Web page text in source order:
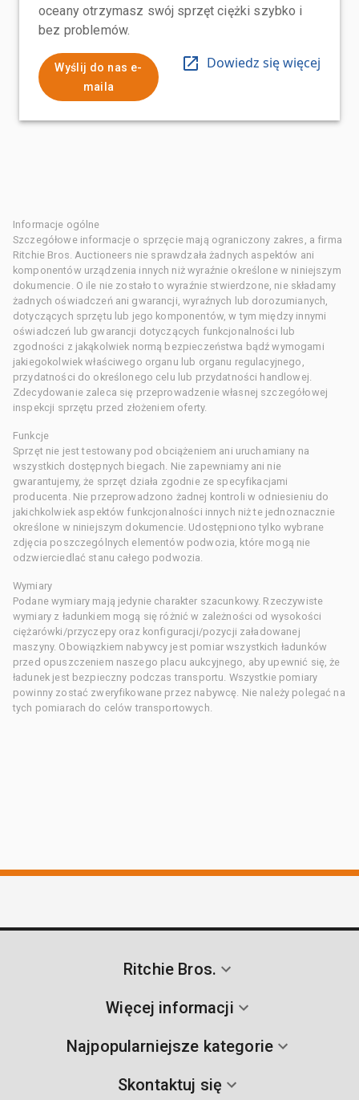
oceany otrzymasz swój sprzęt ciężki szybko i
bez problemów.
Wyślij do nas e-
maila
Dowiedz się więcej
Informacje ogólne
Szczegółowe informacje o sprzęcie mają ograniczony zakres, a firma
Ritchie Bros. Auctioneers nie sprawdzała żadnych aspektów ani
komponentów urządzenia innych niż wyraźnie określone w niniejszym
dokumencie. O ile nie zostało to wyraźnie stwierdzone, nie składamy
żadnych oświadczeń ani gwarancji, wyraźnych lub dorozumianych,
dotyczących sprzętu lub jego komponentów, w tym między innymi
oświadczeń lub gwarancji dotyczących funkcjonalności lub
zgodności z jakąkolwiek normą bezpieczeństwa bądź wymogami
jakiegokolwiek właściwego organu lub organu regulacyjnego,
przydatności do określonego celu lub przydatności handlowej.
Zdecydowanie zaleca się przeprowadzenie własnej szczegółowej
inspekcji sprzętu przed złożeniem oferty.
Funkcje
Sprzęt nie jest testowany pod obciążeniem ani uruchamiany na
wszystkich dostępnych biegach. Nie zapewniamy ani nie
gwarantujemy, że sprzęt działa zgodnie ze specyfikacjami
producenta. Nie przeprowadzono żadnej kontroli w odniesieniu do
jakichkolwiek aspektów funkcjonalności innych niż te jednoznacznie
określone w niniejszym dokumencie. Udostępniono tylko wybrane
zdjęcia poszczególnych elementów podwozia, które mogą nie
odzwierciedlać stanu całego podwozia.
Wymiary
Podane wymiary mają jedynie charakter szacunkowy. Rzeczywiste
wymiary z ładunkiem mogą się różnić w zależności od wysokości
ciężarówki/przyczepy oraz konfiguracji/pozycji załadowanej
maszyny. Obowiązkiem nabywcy jest pomiar wszystkich ładunków
przed opuszczeniem naszego placu aukcyjnego, aby upewnić się, że
ładunek jest bezpieczny podczas transportu. Wszystkie pomiary
powinny zostać zweryfikowane przez nabywcę. Nie należy polegać na
tych pomiarach do celów transportowych.
Ritchie Bros.
Więcej informacji
Najpopularniejsze kategorie
Skontaktuj się